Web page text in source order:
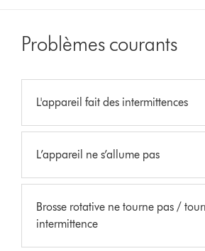
Problèmes courants
L'appareil fait des intermittences
L’appareil ne s’allume pas
Brosse rotative ne tourne pas /
intermittence